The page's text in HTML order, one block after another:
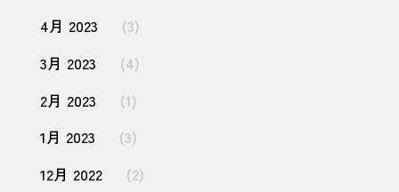
4月 2023
(3)
3月 2023
(4)
2月 2023
(1)
1月 2023
(3)
12月 2022
(2)